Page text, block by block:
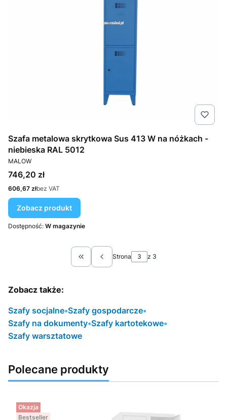
Szafa metalowa skrytkowa Sus 413 W na nóżkach -
niebieska RAL 5012
PRODUCENT
MALOW
Cena
746,20 zł
Cena
606,67 złbez VAT
Zobacz produkt
Dostępność: W magazynie
Wróć do pierwszej strony z produktami
Strona z 3
Zobacz także:
Szafy socjalne•Szafy gospodarcze•
Szafy na dokumenty•Szafy kartotekowe•
Szafy warsztatowe
Polecane produkty
Okazja
Bestseller